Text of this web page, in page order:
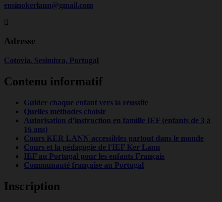
ensinokerlann@gmail.com
Adresse
Cotovia, Sesimbra, Portugal
Contenu informatif
Guider chaque enfant vers la réussite
Quelles méthodes choisir
Autorisation d’instruction en famille IEF (enfants de 3 à
16 ans)
Cours KER LANN accessibles partout dans le monde
Cours et la pédagogie de l'IEF Ker Lann
IEF au Portugal pour les enfants Français
Communauté française au Portugal
Inscription